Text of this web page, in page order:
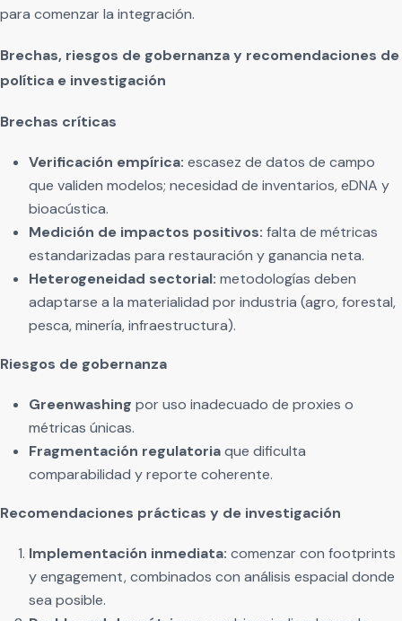
para comenzar la integración.
Brechas, riesgos de gobernanza y recomendaciones de
política e investigación
Brechas críticas
Verificación empírica: escasez de datos de campo
que validen modelos; necesidad de inventarios, eDNA y
bioacústica.
Medición de impactos positivos: falta de métricas
estandarizadas para restauración y ganancia neta.
Heterogeneidad sectorial: metodologías deben
adaptarse a la materialidad por industria (agro, forestal,
pesca, minería, infraestructura).
Riesgos de gobernanza
Greenwashing por uso inadecuado de proxies o
métricas únicas.
Fragmentación regulatoriaque dificulta
comparabilidad y reporte coherente.
Recomendaciones prácticas y de investigación
Implementación inmediata: comenzar con footprints
y engagement, combinados con análisis espacial donde
sea posible.